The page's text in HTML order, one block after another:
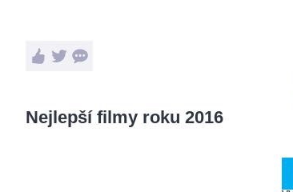
Nejlepší filmy roku 2016